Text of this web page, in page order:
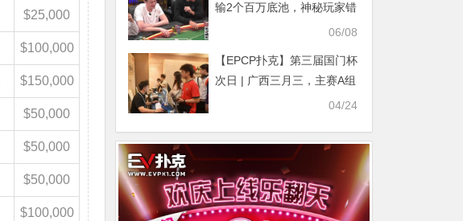
$25,000
$100,000
$150,000
$50,000
$50,000
$50,000
$100,000
输2个百万底池，神秘玩家错
误弃掉优胜牌，HCL游戏过
06/08
【EPCP扑克】第三届国门杯
次日 | 广西三月三，主赛A组
开打共135人次参赛，林峰
勇夺开幕赛冠军
04/24